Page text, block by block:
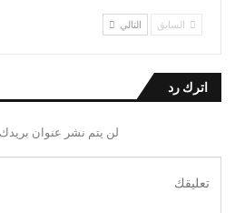
السابق التالي
اترك رد
لن يتم نشر عنوان بريدك